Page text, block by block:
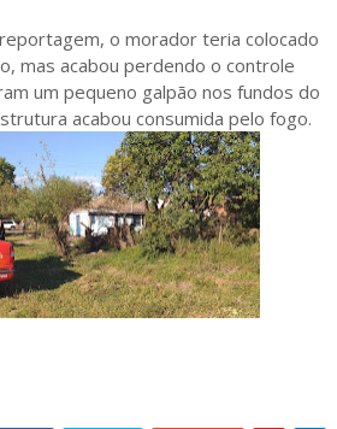
o morador teria colocado
mas acabou perdendo o controle
um pequeno galpão nos fundos do
acabou consumida pelo fogo.